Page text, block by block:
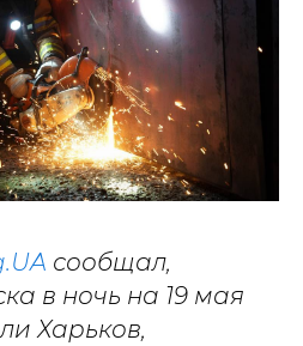
сообщал,
в ночь на 19 мая
Харьков,